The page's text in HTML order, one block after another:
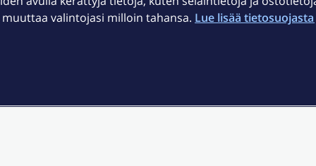
Asiakastiedotteet
OmaElisa-sovellus
valintojasi milloin tahansa. Lue lisää tietosuojasta